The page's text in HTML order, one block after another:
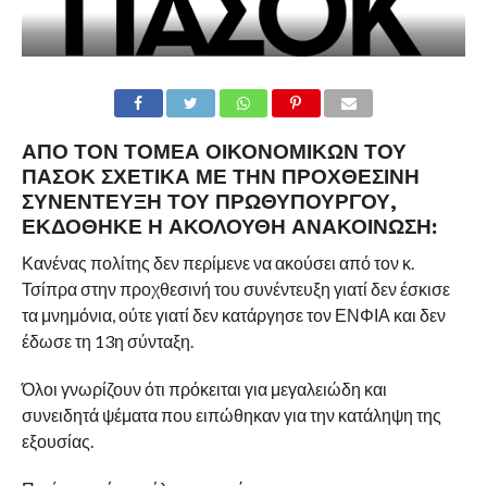
ΑΠΌ ΤΟΝ ΤΟΜΈΑ ΟΙΚΟΝΟΜΙΚΏΝ ΤΟΥ
ΠΑΣΟΚ ΣΧΕΤΙΚΆ ΜΕ ΤΗΝ ΠΡΟΧΘΕΣΙΝΉ
ΣΥΝΈΝΤΕΥΞΗ ΤΟΥ ΠΡΩΘΥΠΟΥΡΓΟΎ,
ΕΚΔΌΘΗΚΕ Η ΑΚΌΛΟΥΘΗ ΑΝΑΚΟΊΝΩΣΗ:
Κανένας πολίτης δεν περίμενε να ακούσει από τον κ.
Τσίπρα στην προχθεσινή του συνέντευξη γιατί δεν έσκισε
τα μνημόνια, ούτε γιατί δεν κατάργησε τον ΕΝΦΙΑ και δεν
έδωσε τη 13η σύνταξη.
Όλοι γνωρίζουν ότι πρόκειται για μεγαλειώδη και
συνειδητά ψέματα που ειπώθηκαν για την κατάληψη της
εξουσίας.